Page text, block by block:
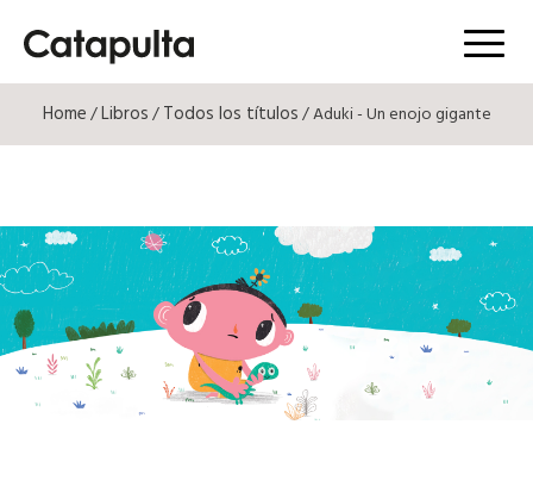
Menú
Home/Libros/Todos los títulos/ Aduki - Un enojo gigante